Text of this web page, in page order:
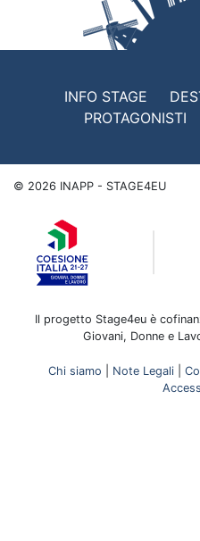
INFO STAGE
PROTAGONISTI
© 2026 INAPP - STAGE4EU
Il progetto Stage4eu è
Giovani, Donne e
Chi siamo Note Legali